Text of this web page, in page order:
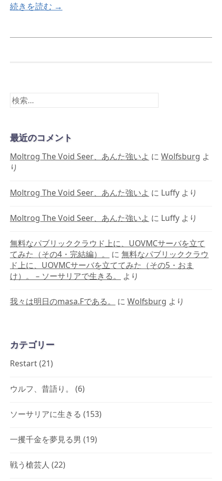
続きを読む →
検
索:
最近のコメント
Moltrog The Void Seer、あんた強いよ に Wolfsburg よ
り
Moltrog The Void Seer、あんた強いよ に Luffy より
Moltrog The Void Seer、あんた強いよ に Luffy より
無料なパブリッククラウド上に、UOVMCサーバを立て
てみた（その4・完結編）。
に 無料なパブリッククラウ
ド上に、UOVMCサーバを立ててみた（その5・おま
け）。 – ソーサリアで生きる。
より
我々は明日のmasa.Fである。 に Wolfsburg より
カテゴリー
Restart(21)
ウルフ、昔語り。 (6)
ソーサリアに生きる (153)
一攫千金を夢見る男 (19)
戦う槍芸人 (22)